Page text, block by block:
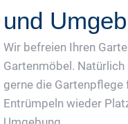
und
Wir befreien Ihren
Gartenmöbel.
gerne die Gartenpflege
Entrümpeln wieder